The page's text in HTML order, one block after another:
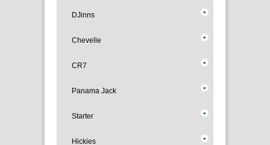
DJinns
Chevelle
CR7
Panama Jack
Starter
Hickies